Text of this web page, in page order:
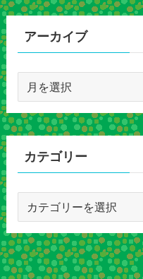
アーカイブ
カ
イ
カテゴリー
ゴ
リ
ー